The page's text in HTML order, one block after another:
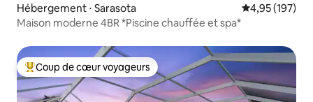
Hébergement ⋅ Sarasota Évaluation
4,95 (197)
Maison moderne 4BR *Piscine chauffée et spa*
Coups de cœur voyageurs les plus appréciés
Coup de cœur voyageurs